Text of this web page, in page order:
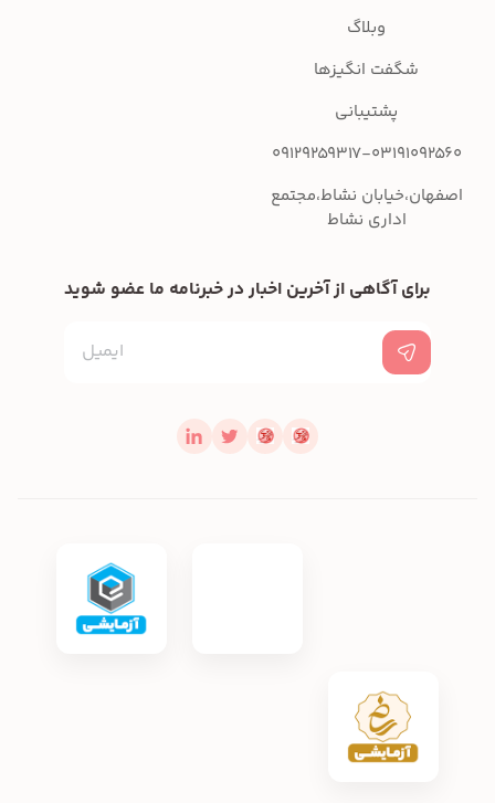
وبلاگ
شگفت انگیزها
پشتیبانی
09129259317-03191092560
اصفهان،خیابان نشاط،مجتمع
اداری نشاط
برای آگاهی از آخرین اخبار در خبرنامه ما عضو شوید